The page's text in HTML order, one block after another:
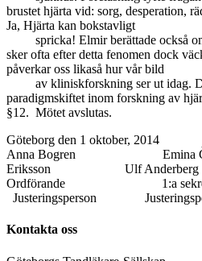
brustet hjärta vid: sorg, desperation,
Ja, Hjärta kan bokstavligt
spricka! Elmir berättade också
sker ofta efter detta fenomen dock
påverkar oss likaså hur vår bild
av kliniskforskning ser ut idag.
paradigmskiftet inom forskning av
§12. Mötet avslutas.
Göteborg den 1 oktober, 2014
Anna Bogren
Eriksson Ulf Anderberg
Ordförande 1:a
Justeringsperson
Kontakta oss